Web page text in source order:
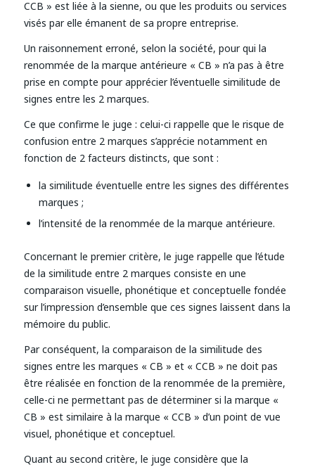
CCB » est liée à la sienne, ou que les produits ou services
visés par elle émanent de sa propre entreprise.
Un raisonnement erroné, selon la société, pour qui la
renommée de la marque antérieure « CB » n’a pas à être
prise en compte pour apprécier l’éventuelle similitude de
signes entre les 2 marques.
Ce que confirme le juge : celui-ci rappelle que le risque de
confusion entre 2 marques s’apprécie notamment en
fonction de 2 facteurs distincts, que sont :
la similitude éventuelle entre les signes des différentes
marques ;
l’intensité de la renommée de la marque antérieure.
Concernant le premier critère, le juge rappelle que l’étude
de la similitude entre 2 marques consiste en une
comparaison visuelle, phonétique et conceptuelle fondée
sur l’impression d’ensemble que ces signes laissent dans la
mémoire du public.
Par conséquent, la comparaison de la similitude des
signes entre les marques « CB » et « CCB » ne doit pas
être réalisée en fonction de la renommée de la première,
celle-ci ne permettant pas de déterminer si la marque «
CB » est similaire à la marque « CCB » d’un point de vue
visuel, phonétique et conceptuel.
Quant au second critère, le juge considère que la